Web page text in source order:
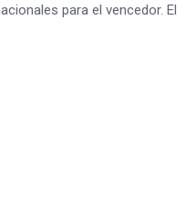
para el vencedor. El